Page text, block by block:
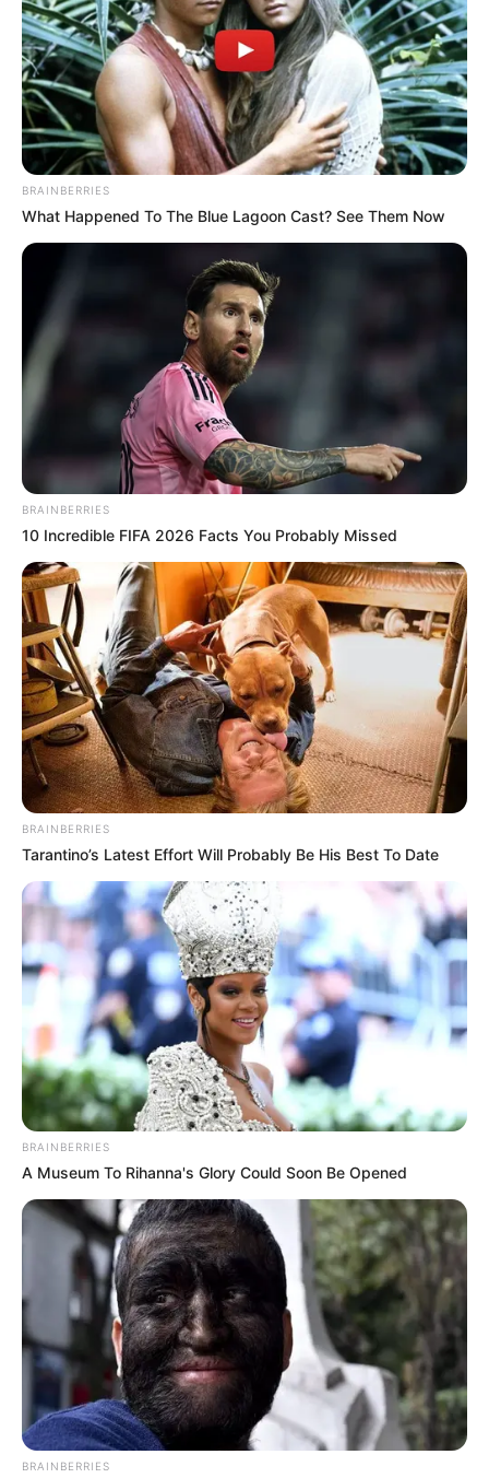
LIHAT ARTIKEL LAINNYA
Sinopsis Summer, About
Time to Reach, Cerita
Persahabatan 3 Sahabat
Sinopsis Soiree, Pelarian
Diri Pemuda dari Panti
Jompo
Sinopsis Sakura, Cerita
Bangkitnya Keluarga
yang Terpuruk
Sinopsis One Summer
Story, Kisah Anak SMA
Pecinta Anime
Agetaro, Cerita Serunya
Karier Ganda Seorang DJ
Wednesday, Kisah Pria
yang Punya 7 Kepribadian
TULIS KOMENTAR
Alamat email Anda tidak akan dipublikasikan. Ruas yang wajib ditandai
BRAINBERRIES
What Happened To The Blue Lagoon Cast? See Them Now
BRAINBERRIES
10 Incredible FIFA 2026 Facts You Probably Missed
BRAINBERRIES
Tarantino’s Latest Effort Will Probably Be His Best To Date
BRAINBERRIES
A Museum To Rihanna's Glory Could Soon Be Opened
BRAINBERRIES